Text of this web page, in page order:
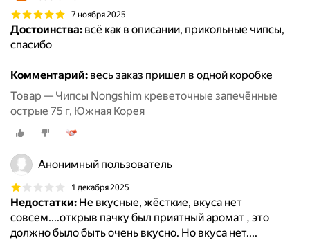
7 ноября 2025
Достоинства: всё как в описании, прикольные чипсы,
спасибо
Комментарий: весь заказ пришел в одной коробке
Товар — Чипсы Nongshim креветочные запечённые
острые 75 г, Южная Корея
Анонимный пользователь
1 декабря 2025
Недостатки: Не вкусные, жёсткие, вкуса нет
совсем....открыв пачку был приятный аромат , это
должно было быть очень вкусно. Но вкуса нет....